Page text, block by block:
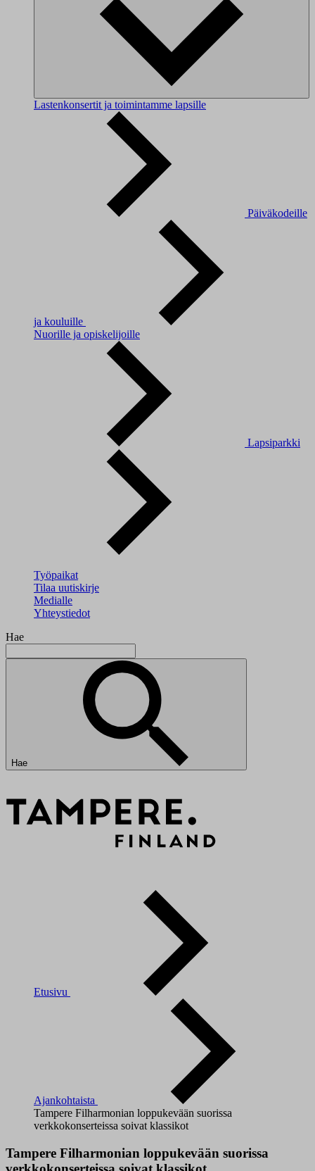
Lastenkonsertit ja toimintamme lapsille
Päiväkodeille
ja kouluille
Nuorille ja opiskelijoille
Lapsiparkki
Työpaikat
Tilaa uutiskirje
Medialle
Yhteystiedot
Hae
Hae
Etusivu
Ajankohtaista
Tampere Filharmonian loppukevään suorissa
verkkokonserteissa soivat klassikot
Tampere Filharmonian loppukevään suorissa